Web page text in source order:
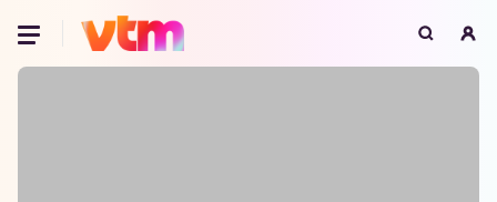
Oeps, browser niet ondersteund